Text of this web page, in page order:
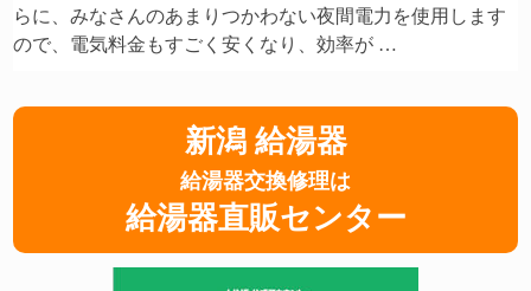
らに、みなさんのあまりつかわない夜間電力を使用します
ので、電気料金もすごく安くなり、効率が …
新潟 給湯器
給湯器交換修理は
給湯器直販センター